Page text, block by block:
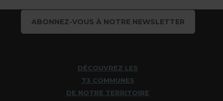
ABONNEZ-VOUS À NOTRE NEWSLETTER
DÉCOUVREZ LES
73 COMMUNES
DE NOTRE TERRITOIRE